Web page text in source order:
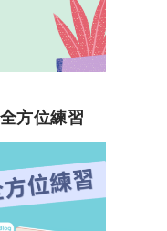
方位練習